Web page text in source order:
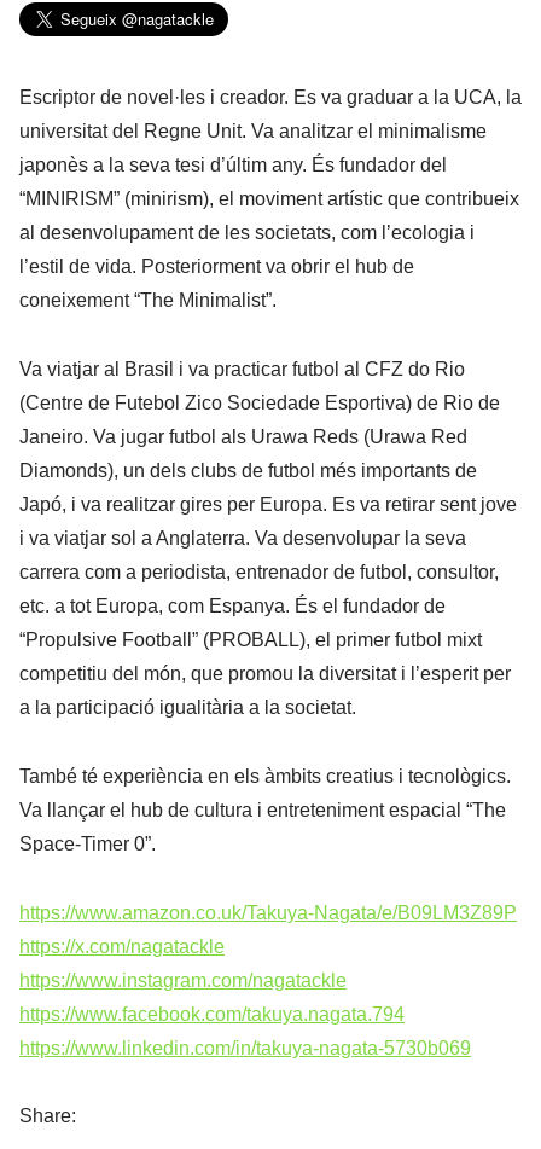
Escriptor de novel·les i creador. Es va graduar a la UCA, la
universitat del Regne Unit. Va analitzar el minimalisme
japonès a la seva tesi d’últim any. És fundador del
“MINIRISM” (minirism), el moviment artístic que contribueix
al desenvolupament de les societats, com l’ecologia i
l’estil de vida. Posteriorment va obrir el hub de
coneixement “The Minimalist”.
Va viatjar al Brasil i va practicar futbol al CFZ do Rio
(Centre de Futebol Zico Sociedade Esportiva) de Rio de
Janeiro. Va jugar futbol als Urawa Reds (Urawa Red
Diamonds), un dels clubs de futbol més importants de
Japó, i va realitzar gires per Europa. Es va retirar sent jove
i va viatjar sol a Anglaterra. Va desenvolupar la seva
carrera com a periodista, entrenador de futbol, ​​consultor,
etc. a tot Europa, com Espanya. És el fundador de
“Propulsive Football” (PROBALL), el primer futbol mixt
competitiu del món, que promou la diversitat i l’esperit per
a la participació igualitària a la societat.
També té experiència en els àmbits creatius i tecnològics.
Va llançar el hub de cultura i entreteniment espacial “The
Space-Timer 0”.
https://www.amazon.co.uk/Takuya-Nagata/e/B09LM3Z89P
https://x.com/nagatackle
https://www.instagram.com/nagatackle
https://www.facebook.com/takuya.nagata.794
https://www.linkedin.com/in/takuya-nagata-5730b069
Share: